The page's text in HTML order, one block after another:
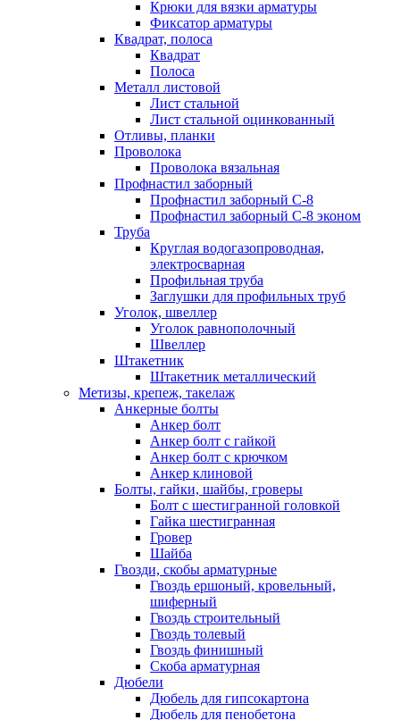
Крюки для вязки арматуры
Фиксатор арматуры
Квадрат, полоса
Квадрат
Полоса
Металл листовой
Лист стальной
Лист стальной оцинкованный
Отливы, планки
Проволока
Проволока вязальная
Профнастил заборный
Профнастил заборный С-8
Профнастил заборный С-8 эконом
Труба
Круглая водогазопроводная,
электросварная
Профильная труба
Заглушки для профильных труб
Уголок, швеллер
Уголок равнополочный
Швеллер
Штакетник
Штакетник металлический
Метизы, крепеж, такелаж
Анкерные болты
Анкер болт
Анкер болт с гайкой
Анкер болт с крючком
Анкер клиновой
Болты, гайки, шайбы, гроверы
Болт c шестигранной головкой
Гайка шестигранная
Гровер
Шайба
Гвозди, скобы арматурные
Гвоздь ершоный, кровельный,
шиферный
Гвоздь строительный
Гвоздь толевый
Гвоздь финишный
Скоба арматурная
Дюбели
Дюбель для гипсокартона
Дюбель для пенобетона